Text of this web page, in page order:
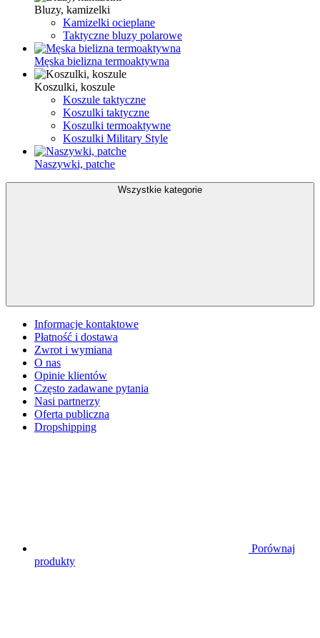
Bluzy, kamizelki
Kamizelki ocieplane
Taktyczne bluzy polarowe
Męska bielizna termoaktywna
Koszulki, koszule
Koszule taktyczne
Koszulki taktyczne
Koszulki termoaktywne
Koszulki Military Style
Naszywki, patche
Wszystkie kategorie
Informacje kontaktowe
Płatność i dostawa
Zwrot i wymiana
O nas
Opinie klientów
Często zadawane pytania
Nasi partnerzy
Oferta publiczna
Dropshipping
Porównaj
produkty